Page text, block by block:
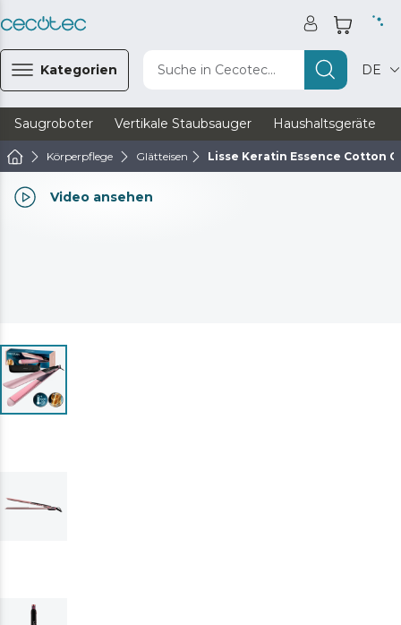
Kategorien Suche in Cecotec... DE
Saugroboter Vertikale Staubsauger Haushaltsgeräte
Körperpflege Glätteisen Lisse Keratin Essence Cotton
Video ansehen